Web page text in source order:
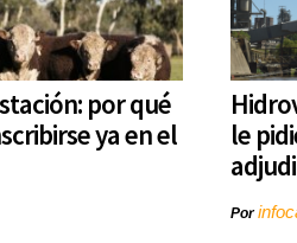
por qué
ya en el
le
Por